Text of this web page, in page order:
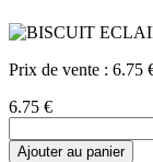
Prix de vente : 6.75
6.75 €
Ajouter au panier